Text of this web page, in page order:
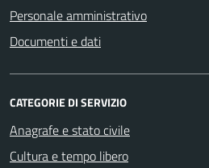
Personale amministrativo
Documenti e dati
CATEGORIE DI SERVIZIO
Anagrafe e stato civile
Cultura e tempo libero